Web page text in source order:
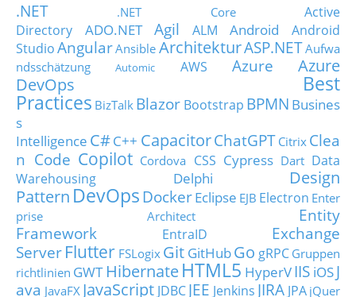
.NET .NET Core
Active
Directory
ADO.NET Agil ALM Android
Android
StudioAngularAnsible ArchitekturASP.NETAufwa
ndsschätzung
Automic AWS Azure
Azure
DevOps
Best
Practices BizTalk Blazor Bootstrap BPMN Busines
s
Intelligence C#C++ CapacitorChatGPT Citrix Clea
n Code Copilot Cordova CSS Cypress Dart Data
Warehousing
Delphi
Design
Pattern DevOps DockerEclipse EJB Electron Enter
prise Architect
Entity
Framework
EntraID
Exchange
Server Flutter FSLogix Git GitHubGo gRPC Gruppen
richtlinien GWT HibernateHTML5 HyperVIIS iOSJ
ava JavaFX JavaScript JDBC JEE Jenkins JIRA JPA jQuer